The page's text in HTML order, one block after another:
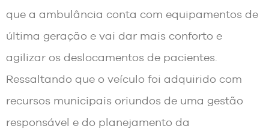
que a ambulância conta com equipamentos de
última geração e vai dar mais conforto e
agilizar os deslocamentos de pacientes.
Ressaltando que o veículo foi adquirido com
recursos municipais oriundos de uma gestão
responsável e do planejamento da